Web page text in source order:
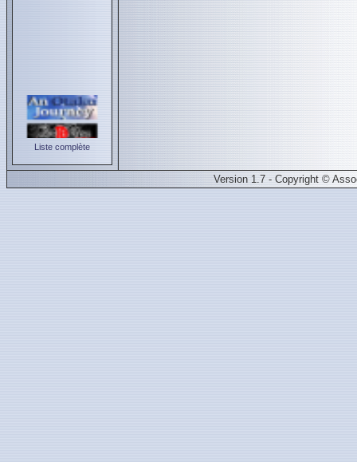
Liste complète
Version 1.7 - Copyright ©